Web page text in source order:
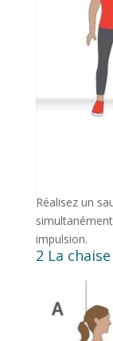
Réalisez un
impulsion.
2 La chaise